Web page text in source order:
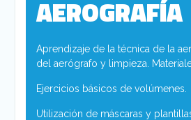
AEROGRAFÍA
Aprendizaje de la técnica de la
del aerógrafo y limpieza.
Ejercicios básicos de volúmenes.
Utilización de máscaras y